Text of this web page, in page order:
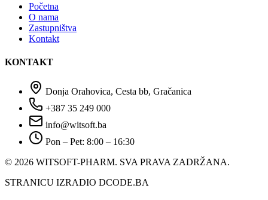
Početna
O nama
Zastupništva
Kontakt
KONTAKT
Donja Orahovica, Cesta bb, Gračanica
+387 35 249 000
info@witsoft.ba
Pon – Pet: 8:00 – 16:30
© 2026 WITSOFT-PHARM. SVA PRAVA ZADRŽANA.
STRANICU IZRADIO DCODE.BA